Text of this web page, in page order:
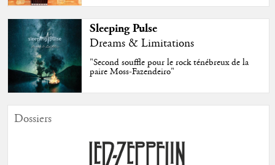
Sleeping Pulse
Dreams & Limitations
"Second souffle pour le rock ténébreux de la
paire Moss-Fazendeiro"
Dossiers